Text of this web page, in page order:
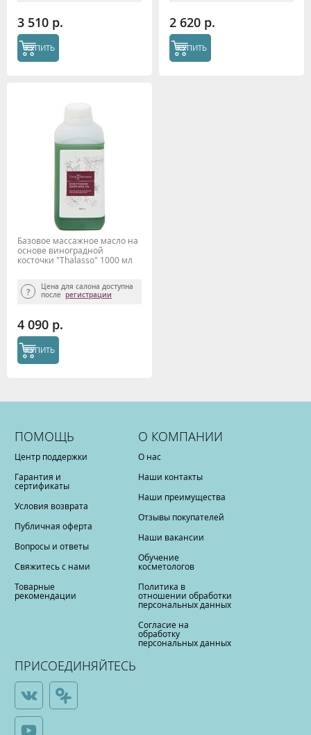
3 510 р.
КУПИТЬ
2 620 р.
КУПИТЬ
Базовое массажное масло на
основе виноградной
косточки "Thalasso" 1000 мл
Цена для салона доступна
после регистрации
4 090 р.
КУПИТЬ
ПОМОЩЬ
Центр поддержки
Гарантия и
сертификаты
Условия возврата
Публичная оферта
Вопросы и ответы
Свяжитесь с нами
Товарные
рекомендации
О КОМПАНИИ
О нас
Наши контакты
Наши преимущества
Отзывы покупателей
Наши вакансии
Обучение
косметологов
Политика в
отношении обработки
персональных данных
Согласие на
обработку
персональных данных
ПРИСОЕДИНЯЙТЕСЬ